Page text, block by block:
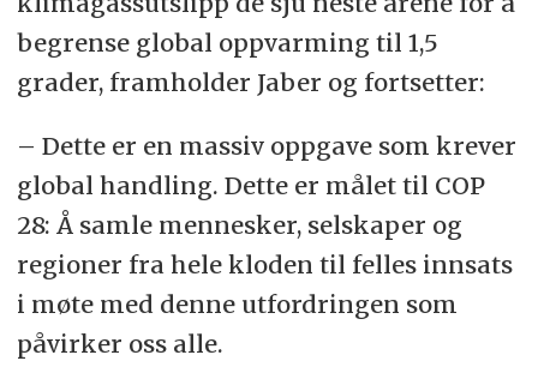
begrense global oppvarming til 1,5
grader, framholder Jaber og fortsetter:
– Dette er en massiv oppgave som krever
global handling. Dette er målet til COP
28: Å samle mennesker, selskaper og
regioner fra hele kloden til felles innsats
i møte med denne utfordringen som
påvirker oss alle.